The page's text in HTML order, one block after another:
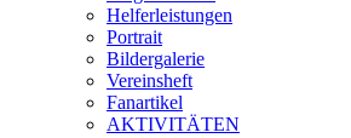
Helferleistungen
Portrait
Bildergalerie
Vereinsheft
Fanartikel
AKTIVITÄTEN